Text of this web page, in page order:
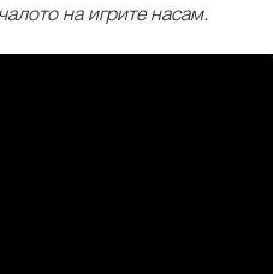
на игрите насам.